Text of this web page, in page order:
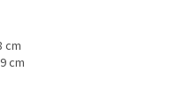
cm
cm